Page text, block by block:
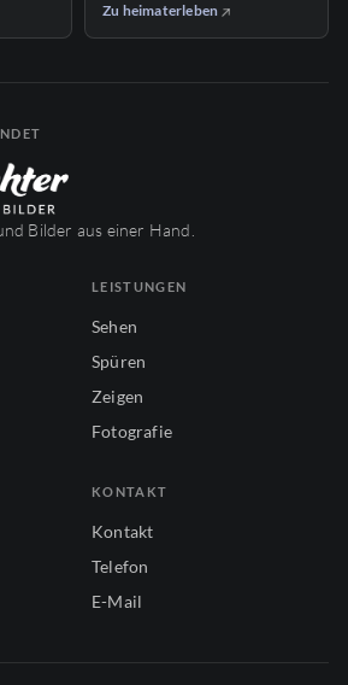
Zu heimaterleben
Bilder aus einer Hand.
LEISTUNGEN
Sehen
Spüren
Zeigen
Fotografie
KONTAKT
Kontakt
Telefon
E-Mail